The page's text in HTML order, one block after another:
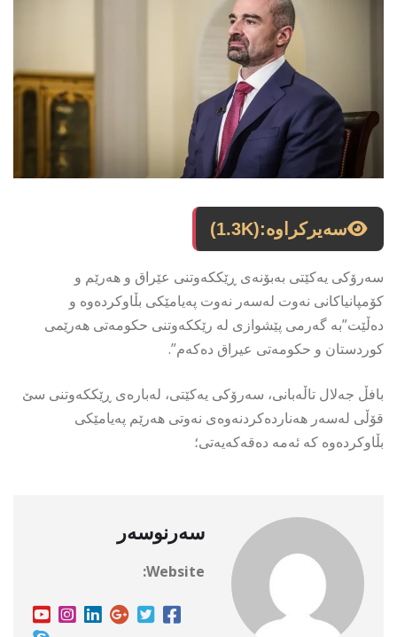
سەیرکراوە:(1.3K)
سەرۆکی یەکێتی بەبۆنەی ڕێککەوتنی عێراق و هەرێم و
کۆمپانیاکانی نەوت لەسەر نەوت پەیامێکی بڵاوکردەوە و
دەڵێت”بە گەرمی پێشوازی لە رێککەوتنی حکومەتی هەرێمی
کوردستان و حکومەتی عیراق دەکەم”.
بافڵ جەلال تاڵەبانی، سەرۆکی یەکێتی، لەبارەی ڕێککەوتنی سێ
قۆڵی لەسەر هەناردەکردنەوەی نەوتی هەرێم پەیامێکی
بڵاوکردەوە کە ئەمە دەقەکەیەتی؛
سەرنوسەر
Website: